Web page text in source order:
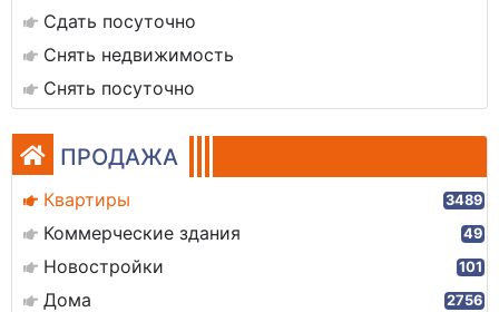
Сдать посуточно
Снять недвижимость
Снять посуточно
ПРОДАЖА
Квартиры 3489
Коммерческие здания 49
Новостройки 101
Дома 2756